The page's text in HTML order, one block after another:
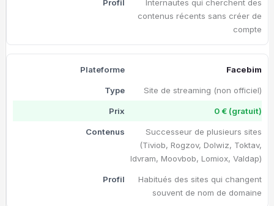
Internautes qui cherchent des
contenus récents sans créer de
compte
Facebim
Site de streaming (non officiel)
0 € (gratuit)
Successeur de plusieurs sites
(Tiviob, Rogzov, Dolwiz, Toktav,
Idvram, Moovbob, Lomiox, Valdap)
Habitués des sites qui changent
souvent de nom de domaine